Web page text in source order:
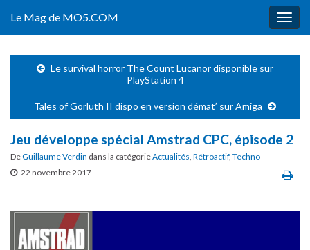
Le Mag de MO5.COM
Le survival horror The Count Lucanor disponible sur
PlayStation 4
Tales of Gorluth II dispo en version démat’ sur Amiga
Jeu développe spécial Amstrad CPC, épisode 2
DeGuillaume Verdin dans la catégorieActualités, Rétroactif, Techno
22 novembre 2017